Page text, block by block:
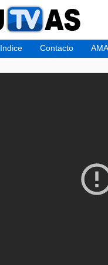
Indice Contacto